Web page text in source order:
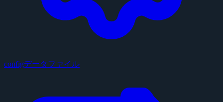
configデータファイル